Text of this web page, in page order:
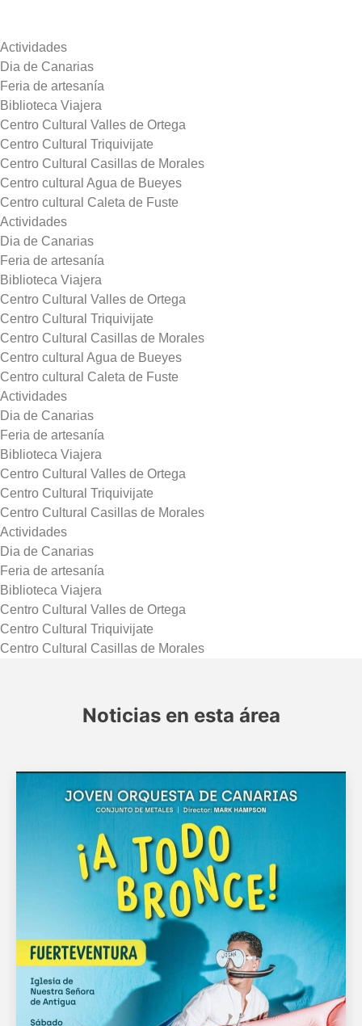
Actividades
Dia de Canarias
Feria de artesanía
Biblioteca Viajera
Centro Cultural Valles de Ortega
Centro Cultural Triquivijate
Centro Cultural Casillas de Morales
Centro cultural Agua de Bueyes
Centro cultural Caleta de Fuste
Actividades
Dia de Canarias
Feria de artesanía
Biblioteca Viajera
Centro Cultural Valles de Ortega
Centro Cultural Triquivijate
Centro Cultural Casillas de Morales
Centro cultural Agua de Bueyes
Centro cultural Caleta de Fuste
Actividades
Dia de Canarias
Feria de artesanía
Biblioteca Viajera
Centro Cultural Valles de Ortega
Centro Cultural Triquivijate
Centro Cultural Casillas de Morales
Actividades
Dia de Canarias
Feria de artesanía
Biblioteca Viajera
Centro Cultural Valles de Ortega
Centro Cultural Triquivijate
Centro Cultural Casillas de Morales
Noticias en esta área